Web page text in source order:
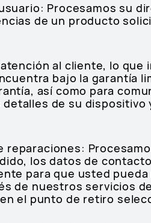
Procesamos su
de un producto
al cliente, lo que
bajo la garantía
así como para
de su
reparaciones:
los datos de
para que usted
de nuestros servicios
el punto de retiro